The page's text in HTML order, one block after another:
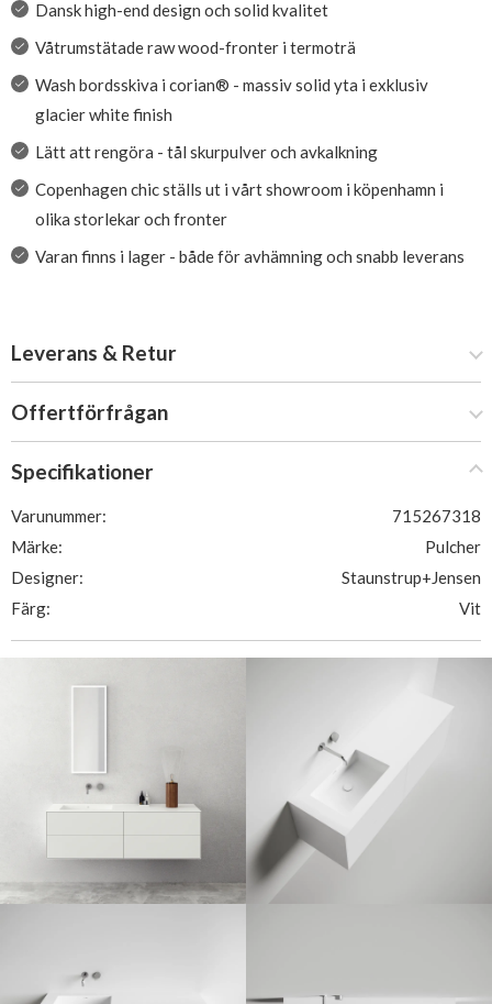
Dansk high-end design och solid kvalitet
Våtrumstätade raw wood-fronter i termoträ
Wash bordsskiva i corian® - massiv solid yta i exklusiv
glacier white finish
Lätt att rengöra - tål skurpulver och avkalkning
Copenhagen chic ställs ut i vårt showroom i köpenhamn i
olika storlekar och fronter
Varan finns i lager - både för avhämning och snabb leverans
Leverans & Retur
Offertförfrågan
Specifikationer
Varunummer:
715267318
Märke:
Pulcher
Designer:
Staunstrup+Jensen
Färg:
Vit